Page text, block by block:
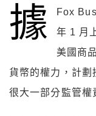
據 Fox
年 1 月
美國商
貨幣的權力，計
很大一部分監管權